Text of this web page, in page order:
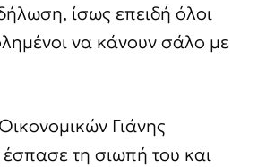
ίσως επειδή όλοι
να κάνουν σάλο με
Γιάνης
τη σιωπή του και